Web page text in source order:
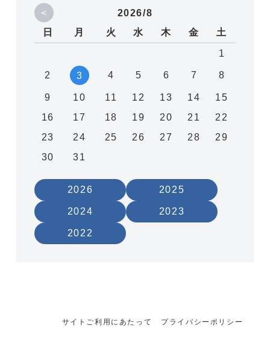
<
2026/8
日
月 火 水 木 金 土
1
2 3 4 5 6 7 8
9 10 11 12 13 14
15
16
17 18 19 20 21
22
23
24 25 26 27 28
29
30
31
2026 2025
2024 2023
2022
プライバシーポリシー
サイトご利用にあたって